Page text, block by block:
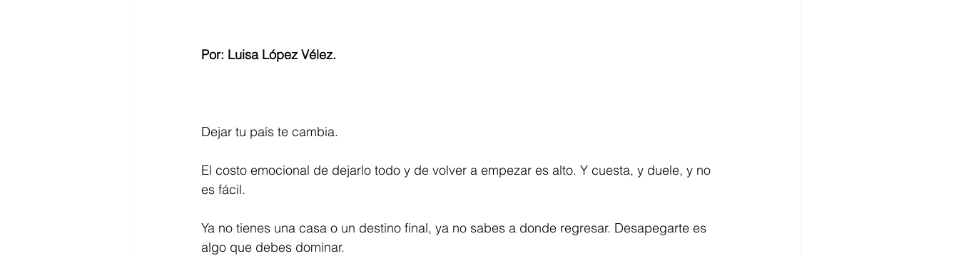
Por: Luisa López Vélez.
Dejar tu país te cambia.
El costo emocional de dejarlo todo y de volver a empezar es alto. Y cuesta, y duele, y no
es fácil.
Ya no tienes una casa o un destino final, ya no sabes a donde regresar. Desapegarte es
algo que debes dominar.